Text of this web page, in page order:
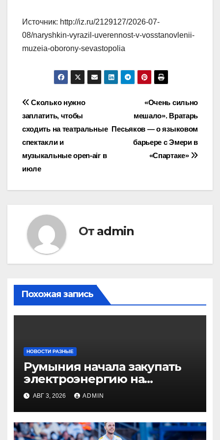
Источник: http://iz.ru/2129127/2026-07-
08/naryshkin-vyrazil-uverennost-v-vosstanovlenii-
muzeia-oborony-sevastopolia
Навигация
по
записям
«Очень сильно
мешало». Вратарь
Песьяков — о языковом
барьере с Эмери в
«Спартаке»
Сколько нужно
заплатить, чтобы
сходить на театральные
спектакли и
музыкальные open-air в
июле
От admin
Похожая запись
НОВОСТИ РАЗНЫЕ
Румыния начала закупать
электроэнергию на
Украине из-за дефицита
АВГ 3, 2026 ADMIN